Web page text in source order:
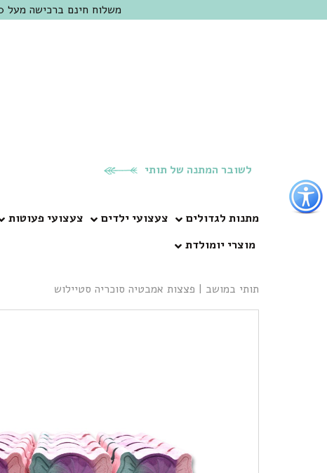
כפתור
לפתיחת
תפריט
נגישות
משלוח חינם ברכישה מעל 300 ש"ח | אופציה למשלוח מהיום להיום באזור המרכז | מוזמנים לבקר בחנות בכפר שמריהו
לשובר המתנה של תותי
מתנות לגדולים צעצועי ילדים צעצועי פעוטות
מוצרי יומולדת
תותי במושב | פצצות אמבטיה סוכריה סטיילוש